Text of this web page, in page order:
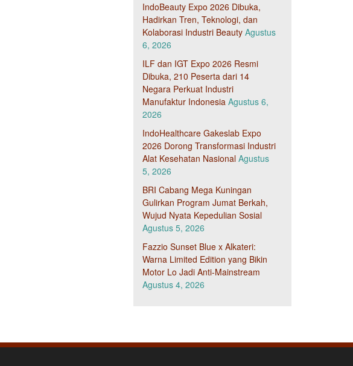
IndoBeauty Expo 2026 Dibuka,
Hadirkan Tren, Teknologi, dan
Kolaborasi Industri Beauty Agustus
6, 2026
ILF dan IGT Expo 2026 Resmi
Dibuka, 210 Peserta dari 14
Negara Perkuat Industri
Manufaktur Indonesia Agustus 6,
2026
IndoHealthcare Gakeslab Expo
2026 Dorong Transformasi Industri
Alat Kesehatan Nasional Agustus
5, 2026
BRI Cabang Mega Kuningan
Gulirkan Program Jumat Berkah,
Wujud Nyata Kepedulian Sosial
Agustus 5, 2026
Fazzio Sunset Blue x Alkateri:
Warna Limited Edition yang Bikin
Motor Lo Jadi Anti-Mainstream
Agustus 4, 2026